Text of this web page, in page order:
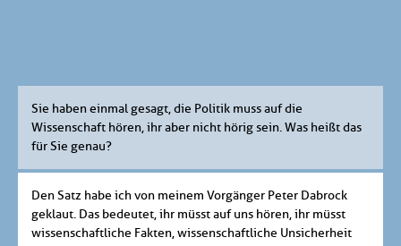
Sie haben einmal gesagt, die Politik muss auf die
Wissenschaft hören, ihr aber nicht hörig sein. Was heißt das
für Sie genau?
Den Satz habe ich von meinem Vorgänger Peter Dabrock
geklaut. Das bedeutet, ihr müsst auf uns hören, ihr müsst
wissenschaftliche Fakten, wissenschaftliche Unsicherheit